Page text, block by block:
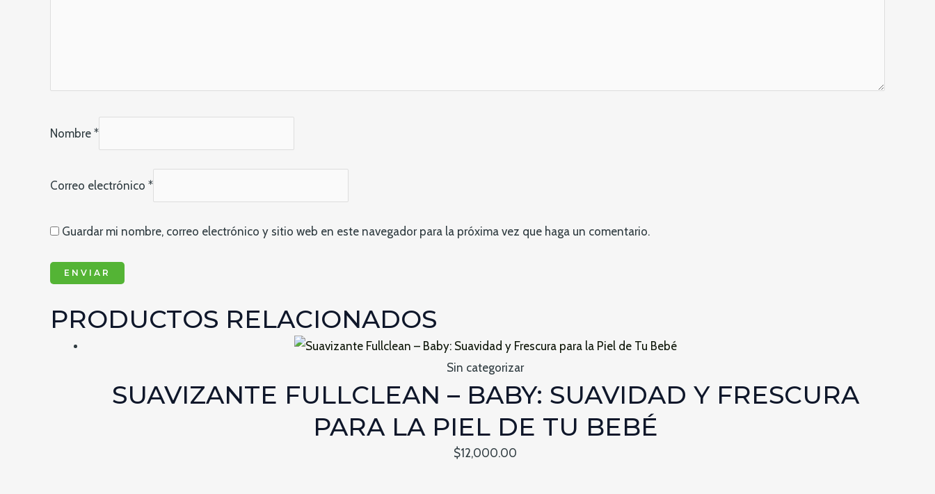
Nombre *
Correo electrónico *
Guardar mi nombre, correo electrónico y sitio web en este navegador para la próxima vez que haga un comentario.
PRODUCTOS RELACIONADOS
Sin categorizar
SUAVIZANTE FULLCLEAN – BABY: SUAVIDAD Y FRESCURA
PARA LA PIEL DE TU BEBÉ
$12,000.00